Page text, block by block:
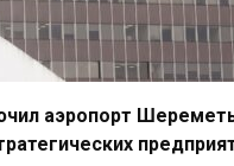
аэропорт